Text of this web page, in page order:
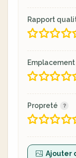
Rapport
Emplacement
Propreté
Ajouter